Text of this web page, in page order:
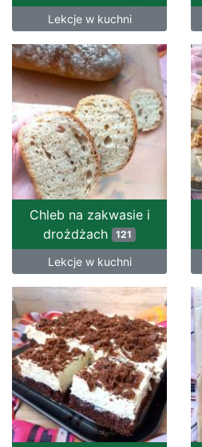
Lekcje w kuchni
Chleb na zakwasie i
drożdżach 121
Lekcje w kuchni